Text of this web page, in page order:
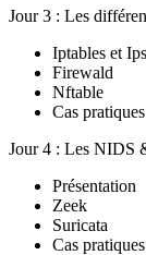
Jour 3 : Les
Iptables et
Firewald
Nftable
Cas
Jour 4 : Les NIDS
Présentation
Zeek
Suricata
Cas